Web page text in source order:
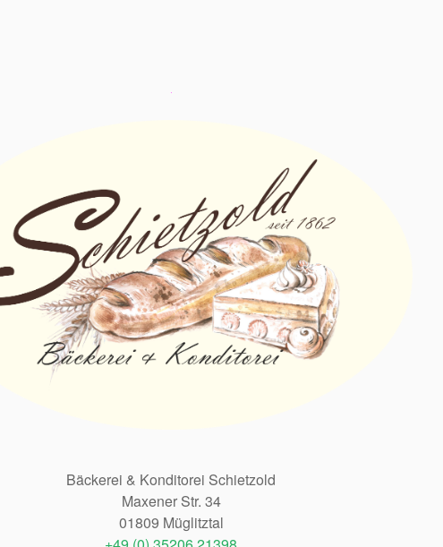
Bäckerei & Konditorei Schietzold
Maxener Str. 34
01809 Müglitztal